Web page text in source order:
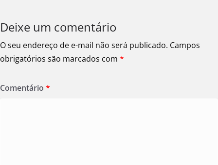
Deixe um comentário
O seu endereço de e-mail não será publicado. Campos
obrigatórios são marcados com *
Comentário *